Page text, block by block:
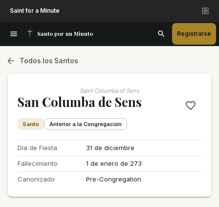
Saint for a Minute
Santo por un Minuto Registrarse
Todos los Santos
Saint Columba of Sens
San Columba de Sens
Santo Anterior a la Congregación
Día de Fiesta
31 de diciembre
Fallecimiento
1 de enero de 273
Canonizado
Pre-Congregation